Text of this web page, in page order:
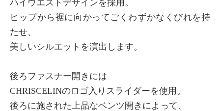
ハイウエストデザインを採用。
ヒップから裾に向かってごくわずかなくびれを持
たせ、
美しいシルエットを演出します。
後ろファスナー開きには
CHRISCELINのロゴ入りスライダーを使用。
後ろに施された上品なベンツ開きによって、